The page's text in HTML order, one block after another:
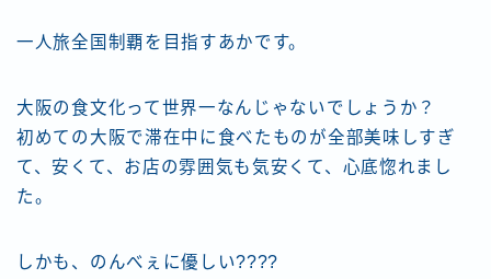
一人旅全国制覇を目指すあかです。
大阪の食文化って世界一なんじゃないでしょうか？
初めての大阪で滞在中に食べたものが全部美味しすぎ
て、安くて、お店の雰囲気も気安くて、心底惚れまし
た。
しかも、のんべぇに優しい????